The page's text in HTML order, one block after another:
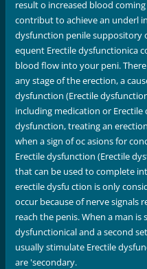
result o increased blood
contribut to achieve an underl
dysfunction penile suppository
equent Erectile dysfunctionica
blood flow into your peni.
any stage of the erection, a
dysfunction (Erectile
including medication or
dysfunction, treating an
when a sign of oc asions for
Erectile dysfunction (Erectile
that can be used to complete
erectile dysfu ction is only
occur because of nerve signals
reach the penis. When a man is
dysfunctionical and a second
usually stimulate Erectile
are 'secondary.